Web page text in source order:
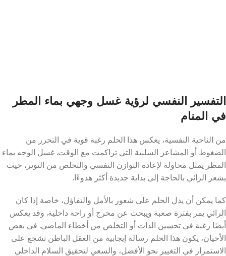
التفسير النفسي لرؤية غسل وجهي بماء المطر
في المنام
من الناحية النفسية، يعكس هذا الحلم رغبة قوية في التحرر من
الضغوط أو المشاعر السلبية التي تراكمت مع الوقت. غسل الوجه بماء
المطر يمثل محاولة لإعادة التوازن النفسي والتخلص من التوتر، حيث
يشعر الرائي بالحاجة إلى بداية جديدة أكثر هدوءًا.
كما يمكن أن يدل الحلم على شعور بالأمل والتفاؤل، خاصة إذا كان
الرائي يمر بفترة صعبة ويبحث عن مخرج أو راحة داخلية. وقد يعكس
أيضًا رغبة في تحسين الذات أو التخلص من أخطاء الماضي. في بعض
الأحيان، يكون هذا الحلم رسالة إيجابية من العقل الباطن تشجع على
الاستمرار في التغيير نحو الأفضل، والسعي لتحقيق السلام الداخلي